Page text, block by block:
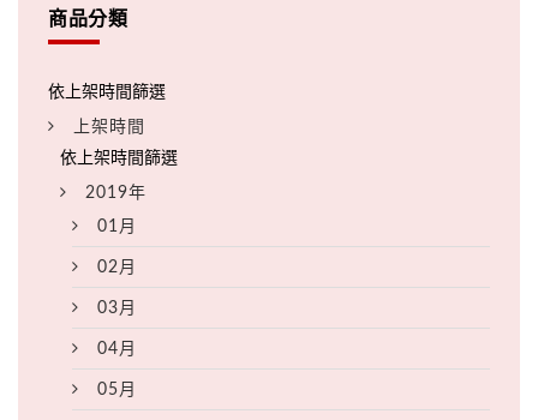
商品分類
上架時間
2019年
01月
02月
03月
04月
05月